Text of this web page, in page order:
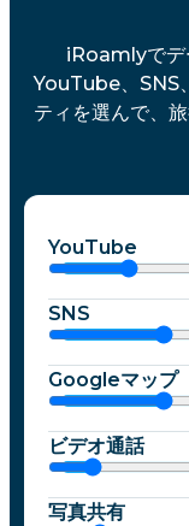
iRoamlyでデ
YouTube、SNS
ティを選んで、
YouTube
SNS
Googleマップ
ビデオ通話
写真共有